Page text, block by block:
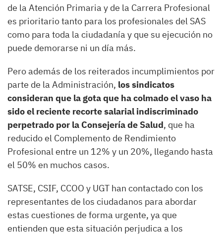
de la Atención Primaria y de la Carrera Profesional
es prioritario tanto para los profesionales del SAS
como para toda la ciudadanía y que su ejecución no
puede demorarse ni un día más.
Pero además de los reiterados incumplimientos por
parte de la Administración, los sindicatos
consideran que la gota que ha colmado el vaso ha
sido el reciente recorte salarial indiscriminado
perpetrado por la Consejería de Salud, que ha
reducido el Complemento de Rendimiento
Profesional entre un 12% y un 20%, llegando hasta
el 50% en muchos casos.
SATSE, CSIF, CCOO y UGT han contactado con los
representantes de los ciudadanos para abordar
estas cuestiones de forma urgente, ya que
entienden que esta situación perjudica a los